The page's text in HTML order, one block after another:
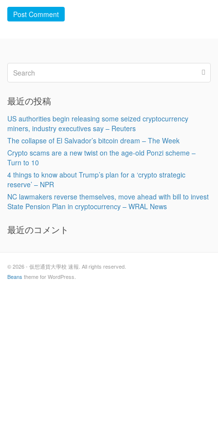
Post Comment
最近の投稿
US authorities begin releasing some seized cryptocurrency
miners, industry executives say – Reuters
The collapse of El Salvador’s bitcoin dream – The Week
Crypto scams are a new twist on the age-old Ponzi scheme –
Turn to 10
4 things to know about Trump’s plan for a ‘crypto strategic
reserve’ – NPR
NC lawmakers reverse themselves, move ahead with bill to invest
State Pension Plan in cryptocurrency – WRAL News
最近のコメント
© 2026 - 仮想通貨大學校 速報. All rights reserved.
Beans theme for WordPress.